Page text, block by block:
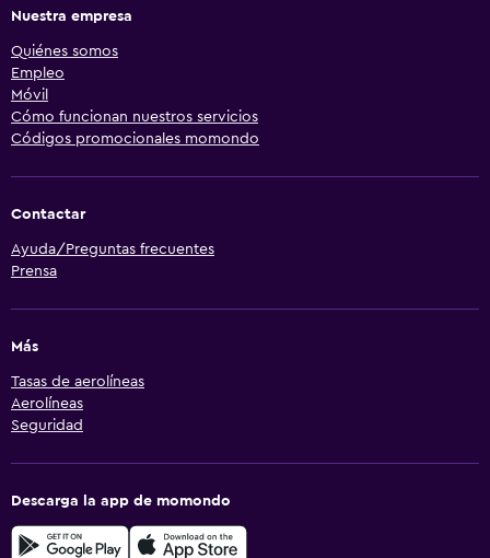
Nuestra empresa
Quiénes somos
Empleo
Móvil
Cómo funcionan nuestros servicios
Códigos promocionales momondo
Contactar
Ayuda/Preguntas frecuentes
Prensa
Más
Tasas de aerolíneas
Aerolíneas
Seguridad
Descarga la app de momondo